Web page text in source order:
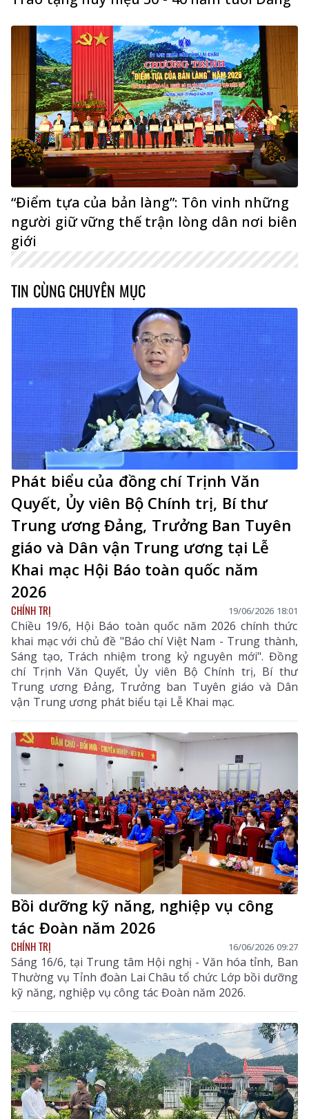
“Điểm tựa của bản làng”: Tôn vinh những
người giữ vững thế trận lòng dân nơi biên
giới
TIN CÙNG CHUYÊN MỤC
Phát biểu của đồng chí Trịnh Văn
Quyết, Ủy viên Bộ Chính trị, Bí thư
Trung ương Đảng, Trưởng Ban Tuyên
giáo và Dân vận Trung ương tại Lễ
Khai mạc Hội Báo toàn quốc năm
2026
CHÍNH TRỊ 19/06/2026 18:01
Chiều 19/6, Hội Báo toàn quốc năm 2026 chính thức
khai mạc với chủ đề "Báo chí Việt Nam - Trung thành,
Sáng tạo, Trách nhiệm trong kỷ nguyên mới". Đồng
chí Trịnh Văn Quyết, Ủy viên Bộ Chính trị, Bí thư
Trung ương Đảng, Trưởng ban Tuyên giáo và Dân
vận Trung ương phát biểu tại Lễ Khai mạc.
Bồi dưỡng kỹ năng, nghiệp vụ công
tác Đoàn năm 2026
CHÍNH TRỊ 16/06/2026 09:27
Sáng 16/6, tại Trung tâm Hội nghị - Văn hóa tỉnh, Ban
Thường vụ Tỉnh đoàn Lai Châu tổ chức Lớp bồi dưỡng
kỹ năng, nghiệp vụ công tác Đoàn năm 2026.